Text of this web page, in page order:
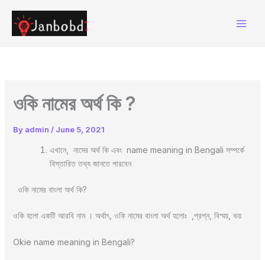
content
ওকি নামের অর্থ কি ?
By admin / June 5, 2021
এখানে, নামের অর্থ কি এবং name meaning in Bengali সম্পর্কে
বিস্তারিত তথ্য জানতে পারবেন
ওকি নামের বাংলা অর্থ কি?
ওকি হলো একটি আরবি নাম । অর্থাৎ, ওকি নামের বাংলা অর্থ হলোঃ ,প্রশ্ন, বিস্ময়, ভয়
Okie name meaning in Bengali?